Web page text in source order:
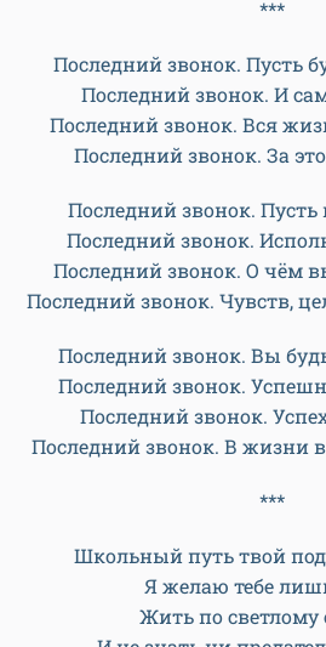
В твоих знаниях не
Ты ведь умница, всё
Мне хотелось бы знать
Что ты к счастья
Что мечте ты
По тропинке по
И что все на пути
Ты открытыми
***
Последний звонок. Пусть
Последний звонок. И
Последний звонок. Пусть
Последний звонок.
Последний звонок. О чём